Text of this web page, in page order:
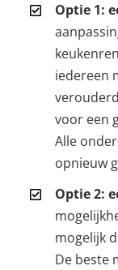
Optie 1:
iedereen
voor een
Alle
opnieuw
Optie 2:
mogelijk
De beste